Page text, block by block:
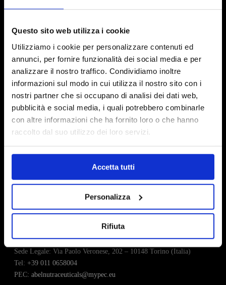
Questo sito web utilizza i cookie
Utilizziamo i cookie per personalizzare contenuti ed
annunci, per fornire funzionalità dei social media e per
analizzare il nostro traffico. Condividiamo inoltre
informazioni sul modo in cui utilizza il nostro sito con i
nostri partner che si occupano di analisi dei dati web,
pubblicità e social media, i quali potrebbero combinarle
con altre informazioni che ha fornito loro o che hanno
raccolto dal suo utilizzo dei loro servizi.
Accetta tutti
Personalizza
Rifiuta
stato poi incrementato con l’aggiunta di ulteriori
da altre pubblicazioni scientifiche per aumentare il
numero di campioni studiati.
Alberto Asteggiano , Loris Curatolo, Valentina
Schiavo , Andrea Occhipinti e Claudio Medana
Biosfered è un marchio registrato di proprietà di Abel Nutraceuticals
S.r.l.
Sede Legale: Via Paolo Veronese, 202 – 10148 Torino (Italia)
Tel:+39 011 0658004
PEC:abelnutraceuticals@mypec.eu